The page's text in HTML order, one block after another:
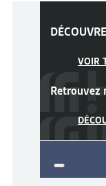
VOIR
Retrouvez